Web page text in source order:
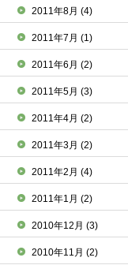
2011年8月(4)
2011年7月(1)
2011年6月(2)
2011年5月(3)
2011年4月(2)
2011年3月(2)
2011年2月(4)
2011年1月(2)
2010年12月(3)
2010年11月(2)